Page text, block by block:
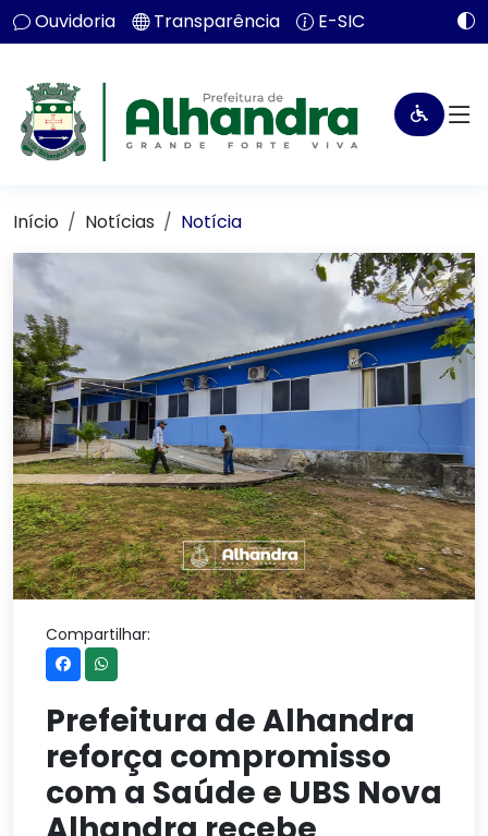
Ouvidoria Transparência E-SIC
Início Notícias Notícia
Compartilhar:
Prefeitura de Alhandra
reforça compromisso
com a Saúde e UBS Nova